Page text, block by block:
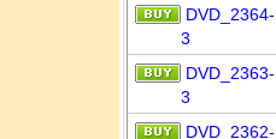
DVD_2364-
3
DVD_2363-
3
DVD_2362-